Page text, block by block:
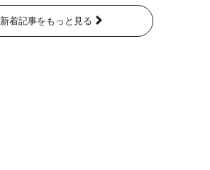
新着記事をもっと見る